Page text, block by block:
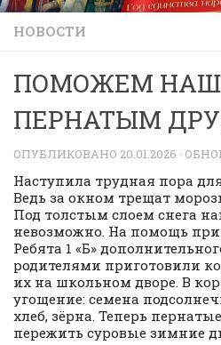
НОВОСТИ
ПОМОЖЕМ
ПЕРНАТЫМ
ОПУБЛИКОВАНО 20.01.2026 ·
Наступила трудная пора
Ведь за окном трещат
Под толстым слоем снега
невозможно. На помощь
Ребята 1 «Б»
родителями приготовили
их на школьном дворе. В
угощение: семена
хлеб, зёрна. Теперь
пережить суровые зимние